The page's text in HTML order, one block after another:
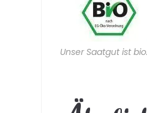
Unser Saatgut ist